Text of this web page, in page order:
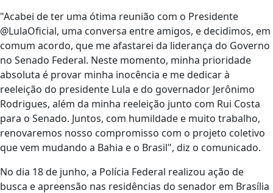
"Acabei de ter uma ótima reunião com o Presidente
@LulaOficial, uma conversa entre amigos, e decidimos, em
comum acordo, que me afastarei da liderança do Governo
no Senado Federal. Neste momento, minha prioridade
absoluta é provar minha inocência e me dedicar à
reeleição do presidente Lula e do governador Jerônimo
Rodrigues, além da minha reeleição junto com Rui Costa
para o Senado. Juntos, com humildade e muito trabalho,
renovaremos nosso compromisso com o projeto coletivo
que vem mudando a Bahia e o Brasil", diz o comunicado.
No dia 18 de junho, a Polícia Federal realizou ação de
busca e apreensão nas residências do senador em Brasília